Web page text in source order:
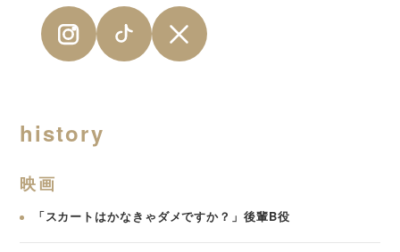
InstagramTikTok X
history
映画
「スカートはかなきゃダメですか？」後輩B役